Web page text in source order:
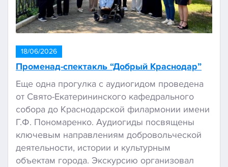
18/06/2026
Променад-спектакль “Добрый Краснодар”
Еще одна прогулка с аудиогидом проведена
от Свято-Екатерининского кафедрального
собора до Краснодарской филармонии имени
Г.Ф. Пономаренко. Аудиогиды посвящены
ключевым направлениям добровольческой
деятельности, истории и культурным
объектам города. Экскурсию организовал